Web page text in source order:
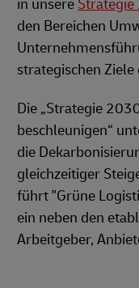
in unsere
den Bereichen
strategischen
Die „Strategie
beschleunigen“
die
gleichzeitiger
führt "Grüne
ein neben den
Arbeitgeber,